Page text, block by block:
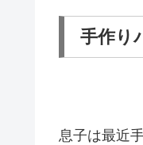
手作り
息子は最近